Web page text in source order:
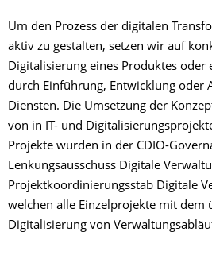
Um den Prozess der digitalen
aktiv zu gestalten, setzen wir auf
Digitalisierung eines Produktes oder
durch Einführung, Entwicklung oder
Diensten. Die Umsetzung der
von in IT- und
Projekte wurden in der CDIO-
Lenkungsausschuss Digitale
Projektkoordinierungsstab Digitale
welchen alle Einzelprojekte mit dem
Digitalisierung von